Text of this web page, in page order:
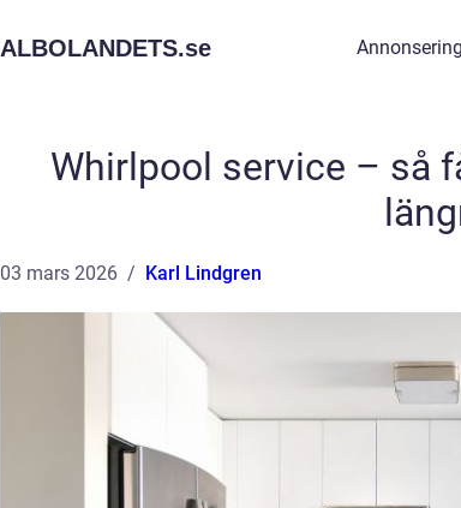
ALBOLANDETS.se Annonsering
Whirlpool service – så
03 mars 2026 Karl Lindgren